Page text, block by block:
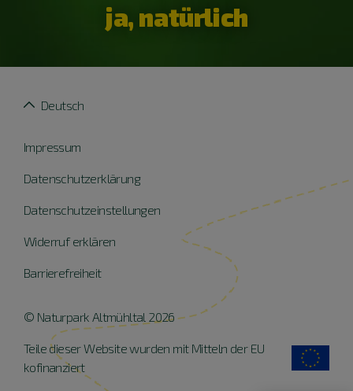
ja, natürlich
Impressum
Datenschutzerklärung
Datenschutzeinstellungen
Widerruf erklären
Barrierefreiheit
Deutsch
© Naturpark Altmühltal 2026
Teile dieser Website wurden mit Mitteln der EU
kofinanziert